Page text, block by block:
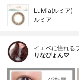
LuMia(ルミア)
ルミア
イエベに憧れる
りなぴょん♡